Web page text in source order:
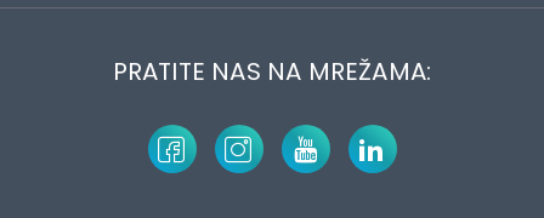
PRATITE NAS NA MREŽAMA: